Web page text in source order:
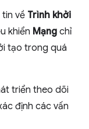
về Trình khởi
khiển Mạng chỉ
tạo trong quá
triển theo dõi
định các vấn